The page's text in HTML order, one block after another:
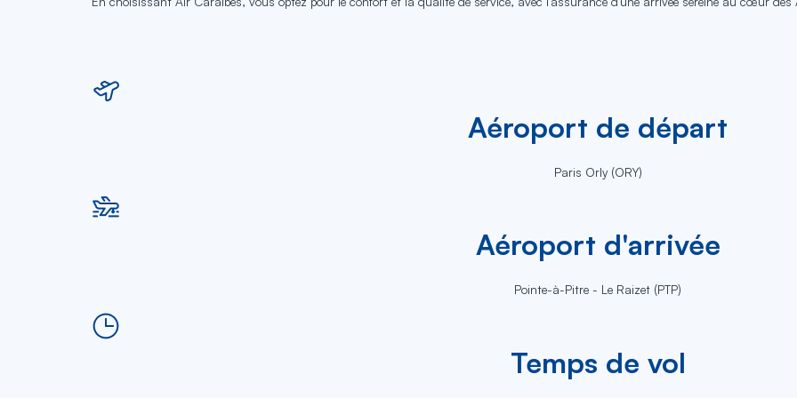
Aéroport de départ
Paris Orly (ORY)
Aéroport d'arrivée
Pointe-à-Pitre - Le Raizet (PTP)
Temps de vol